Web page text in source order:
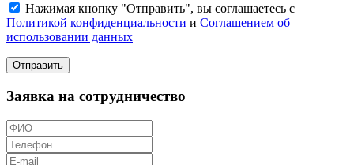
Нажимая кнопку "Отправить", вы соглашаетесь с
Политикой конфиденциальности и Соглашением об
использовании данных
Отправить
Заявка на сотрудничество